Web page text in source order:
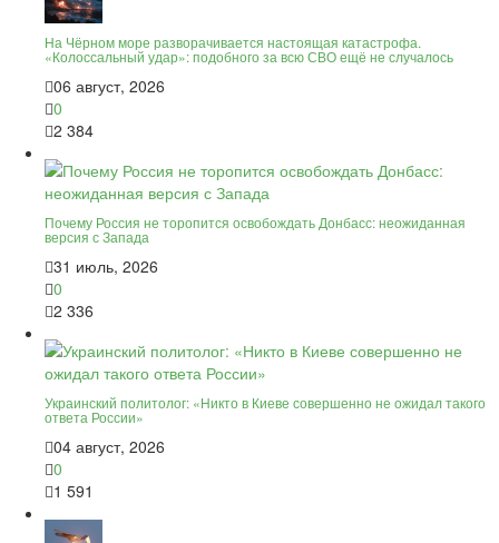
На Чёрном море разворачивается настоящая катастрофа.
«Колоссальный удар»: подобного за всю СВО ещё не случалось
06 август, 2026
0
2 384
Почему Россия не торопится освобождать Донбасс: неожиданная
версия с Запада
31 июль, 2026
0
2 336
Украинский политолог: «Никто в Киеве совершенно не ожидал такого
ответа России»
04 август, 2026
0
1 591